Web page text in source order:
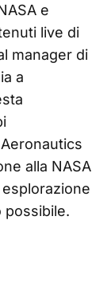
e
live di
manager di
a
alla NASA
possibile.